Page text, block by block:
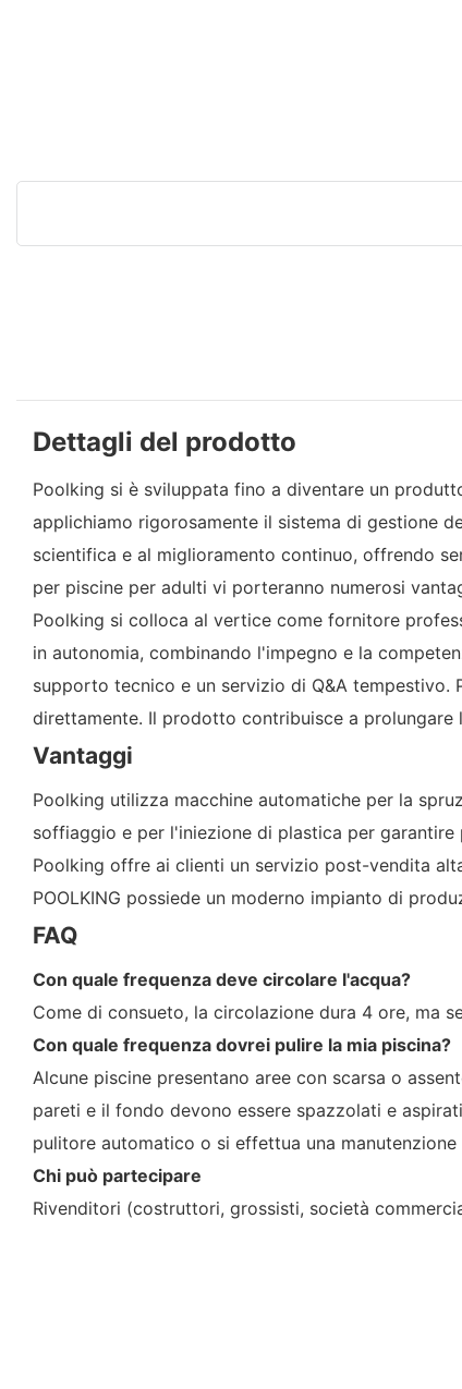
Dettagli del prodotto
Poolking si è sviluppata fino a diventare un
applichiamo rigorosamente il sistema di gestione
scientifica e al miglioramento continuo, offrendo
per piscine per adulti vi porteranno numerosi
Poolking si colloca al vertice come fornitore
in autonomia, combinando l'impegno e la
supporto tecnico e un servizio di Q&A
direttamente. Il prodotto contribuisce a
Vantaggi
Poolking utilizza macchine automatiche per la
soffiaggio e per l'iniezione di plastica per
Poolking offre ai clienti un servizio post-vendita
POOLKING possiede un moderno impianto di
FAQ
Con quale frequenza deve circolare l'acqua?
Come di consueto, la circolazione dura 4 ore, ma
Con quale frequenza dovrei pulire la mia piscina?
Alcune piscine presentano aree con scarsa o
pareti e il fondo devono essere spazzolati e
pulitore automatico o si effettua una manutenzione
Chi può partecipare
Rivenditori (costruttori, grossisti, società